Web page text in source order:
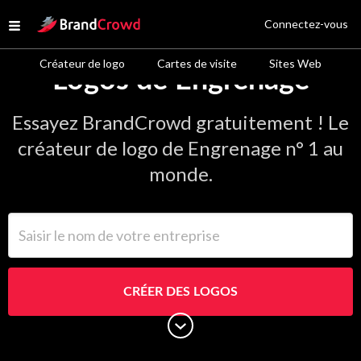
Open menu
Site Logo
Créateur de logo Cartes de visite Sites Web
Connectez-vous
Logos de Engrenage
Essayez BrandCrowd gratuitement ! Le
créateur de logo de Engrenage n° 1 au
monde.
CRÉER DES LOGOS